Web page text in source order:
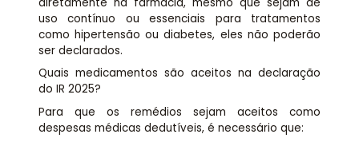
uso contínuo ou essenciais para tratamentos
como hipertensão ou diabetes, eles não poderão
ser declarados.
Quais medicamentos são aceitos na declaração
do IR 2025?
Para que os remédios sejam aceitos como
despesas médicas dedutíveis, é necessário que: